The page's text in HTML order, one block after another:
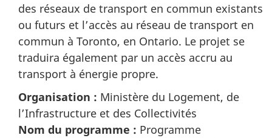
des réseaux de transport en commun existants
ou futurs et l’accès au réseau de transport en
commun à Toronto, en Ontario. Le projet se
traduira également par un accès accru au
transport à énergie propre.
Organisation : Ministère du Logement, de
l’Infrastructure et des Collectivités
Nom du programme : Programme